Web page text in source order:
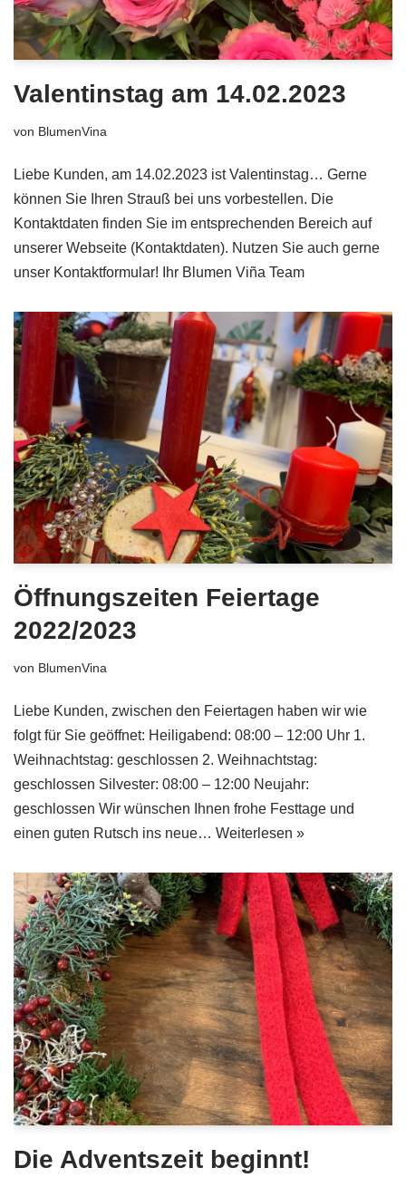
Valentinstag am 14.02.2023
von BlumenVina
Liebe Kunden, am 14.02.2023 ist Valentinstag… Gerne
können Sie Ihren Strauß bei uns vorbestellen. Die
Kontaktdaten finden Sie im entsprechenden Bereich auf
unserer Webseite (Kontaktdaten). Nutzen Sie auch gerne
unser Kontaktformular! Ihr Blumen Viña Team
Öffnungszeiten Feiertage
2022/2023
von BlumenVina
Liebe Kunden, zwischen den Feiertagen haben wir wie
folgt für Sie geöffnet: Heiligabend: 08:00 – 12:00 Uhr 1.
Weihnachtstag: geschlossen 2. Weihnachtstag:
geschlossen Silvester: 08:00 – 12:00 Neujahr:
geschlossen Wir wünschen Ihnen frohe Festtage und
einen guten Rutsch ins neue… Weiterlesen »
Die Adventszeit beginnt!